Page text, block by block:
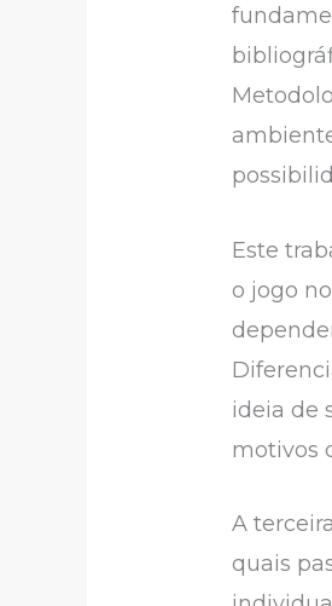
Este
o jogo
ideia de
motivos
A
quais